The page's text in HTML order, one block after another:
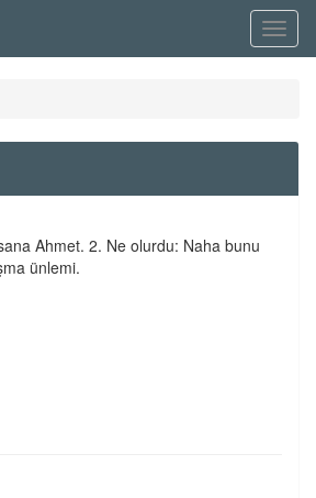
Menü
Ahmet. 2. Ne olurdu: Naha bunu
ünlemi.